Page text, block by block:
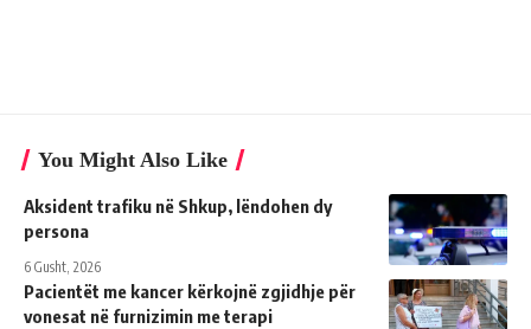
You Might Also Like
Aksident trafiku në Shkup, lëndohen dy
persona
6 Gusht, 2026
Pacientët me kancer kërkojnë zgjidhje për
vonesat në furnizimin me terapi